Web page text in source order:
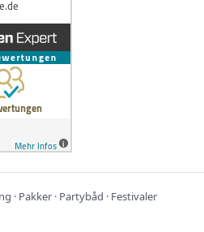
· Pakker · Partybåd · Festivaler